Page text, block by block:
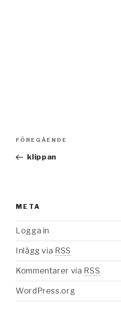
Föregående
FÖREGÅENDE
klippan
META
Logga in
Inlägg via RSS
Kommentarer via RSS
WordPress.org